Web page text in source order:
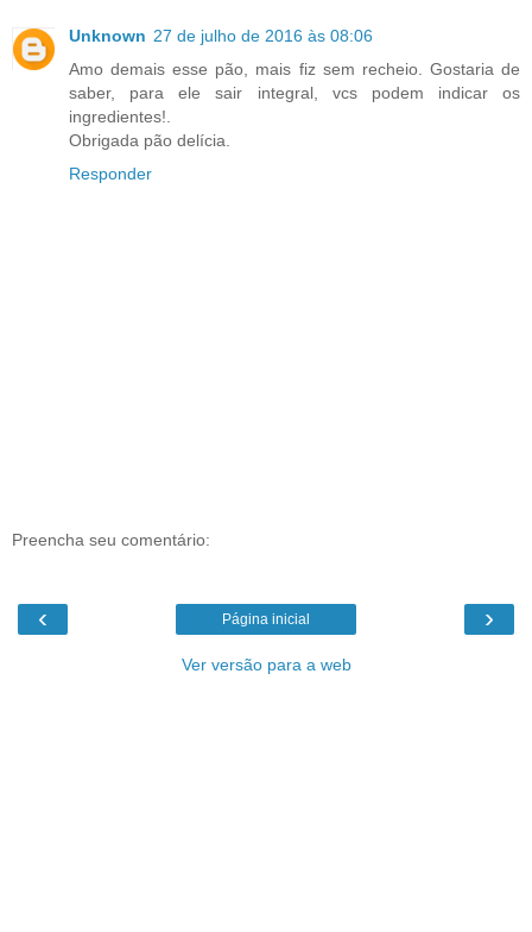
Unknown 27 de julho de 2016 às 08:06
Amo demais esse pão, mais fiz sem recheio. Gostaria de
saber, para ele sair integral, vcs podem indicar os
ingredientes!.
Obrigada pão delícia.
Responder
Preencha seu comentário:
‹ ›
Página inicial
Ver versão para a web